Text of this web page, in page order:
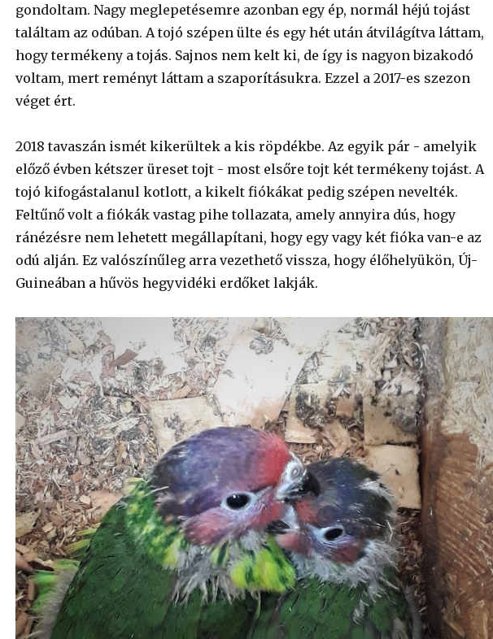
gondoltam. Nagy meglepetésemre azonban egy ép, normál héjú tojást
találtam az odúban. A tojó szépen ülte és egy hét után átvilágítva láttam,
hogy termékeny a tojás. Sajnos nem kelt ki, de így is nagyon bizakodó
voltam, mert reményt láttam a szaporításukra. Ezzel a 2017-es szezon
véget ért.
2018 tavaszán ismét kikerültek a kis röpdékbe. Az egyik pár - amelyik
előző évben kétszer üreset tojt - most elsőre tojt két termékeny tojást. A
tojó kifogástalanul kotlott, a kikelt fiókákat pedig szépen nevelték.
Feltűnő volt a fiókák vastag pihe tollazata, amely annyira dús, hogy
ránézésre nem lehetett megállapítani, hogy egy vagy két fióka van-e az
odú alján. Ez valószínűleg arra vezethető vissza, hogy élőhelyükön, Új-
Guineában a hűvös hegyvidéki erdőket lakják.